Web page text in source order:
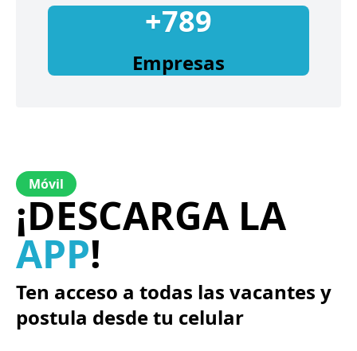
+789
Empresas
Móvil
¡DESCARGA LA
APP!
Ten acceso a todas las vacantes y
postula desde tu celular